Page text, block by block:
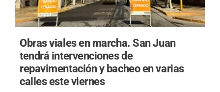
Obras viales en marcha.San Juan
tendrá intervenciones de
repavimentación y bacheo en varias
calles este viernes